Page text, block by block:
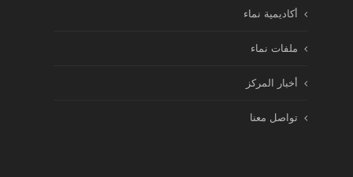
أكاديمية نماء
ملفات نماء
أخبار المركز
تواصل معنا